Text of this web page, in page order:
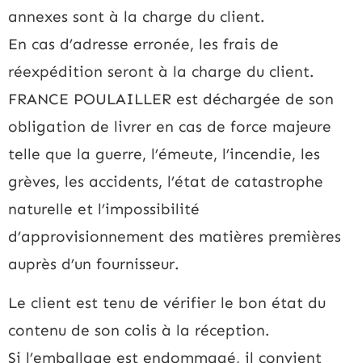
annexes sont à la charge du client.
En cas d’adresse erronée, les frais de
réexpédition seront à la charge du client.
FRANCE POULAILLER est déchargée de son
obligation de livrer en cas de force majeure
telle que la guerre, l’émeute, l’incendie, les
grèves, les accidents, l’état de catastrophe
naturelle et l’impossibilité
d’approvisionnement des matières premières
auprès d’un fournisseur.
Le client est tenu de vérifier le bon état du
contenu de son colis à la réception.
Si l’emballage est endommagé, il convient